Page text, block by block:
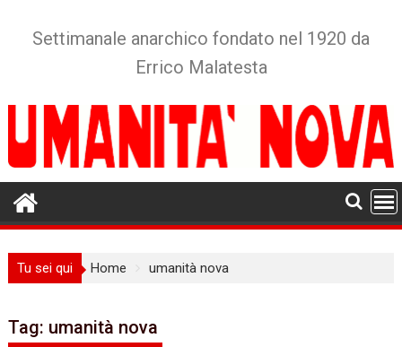
Settimanale anarchico fondato nel 1920 da
Errico Malatesta
Tu sei qui Home umanità nova
Tag: umanità nova